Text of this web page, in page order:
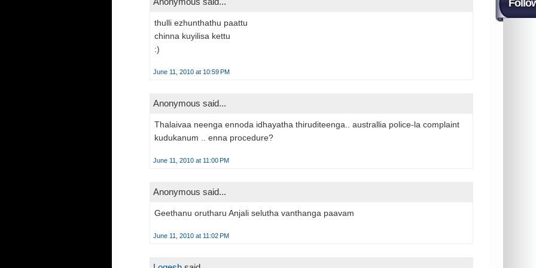
thulli ezhunthathu paattu
chinna kuyilisa kettu
:)
June 11, 2010 at 10:59 PM
Anonymous said...
Thalaivaa neenga ennoda idhayatha thiruditeenga.. australlia police-la complaint
kudukanum .. enna procedure?
June 11, 2010 at 11:00 PM
Anonymous said...
Geethanu orutharu Anjali selutha vanthanga paavam
June 11, 2010 at 11:02 PM